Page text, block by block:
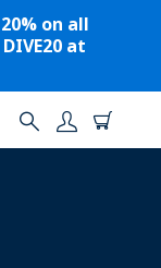
on all
at